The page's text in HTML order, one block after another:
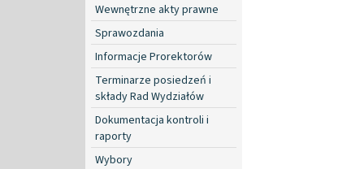
Wewnętrzne akty prawne
Sprawozdania
Informacje Prorektorów
Terminarze posiedzeń i
składy Rad Wydziałów
Dokumentacja kontroli i
raporty
Wybory